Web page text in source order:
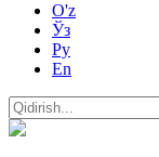
O'z
Ўз
Ру
En